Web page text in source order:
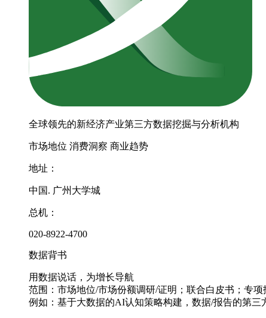
全球领先的新经济产业第三方数据挖掘与分析机构
市场地位 消费洞察 商业趋势
地址：
中国. 广州大学城
总机：
020-8922-4700
数据背书
用数据说话，为增长导航
范围：市场地位/市场份额调研/证明；联合白皮书；专
例如：基于大数据的AI认知策略构建，数据/报告的第三